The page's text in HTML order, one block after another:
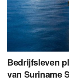
Bedrijfsleven
van Suriname